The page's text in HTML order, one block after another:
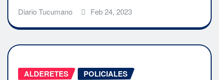
Diario Tucumano Feb 24, 2023
ALDERETES POLICIALES